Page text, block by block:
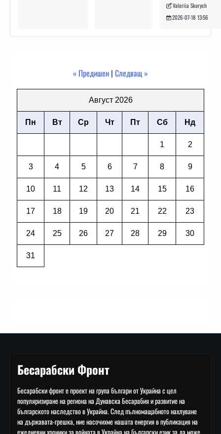
Valeriia Skorych
2026-07-18 13:56
« Предишен | Следващ »
Август 2026
Пн Вт Ср Чт Пт Сб Нд
1 2
3 4 5 6 7 8 9
10 11 12 13 14 15 16
17 18 19 20 21 22 23
24 25 26 27 28 29 30
31
Бесарабски Фронт
Бесарабски фронт е проект на група българи от Украйна с цел
популяризиране на региона на Дунавска Бесарабия и развитие на
българското наследство в Украйна. След пълномащабното нахлуване
на държавата-грешка, ние насочихме нашата енергия в публикация на
ежедневни хроники за войната в Украйна на български език за да може